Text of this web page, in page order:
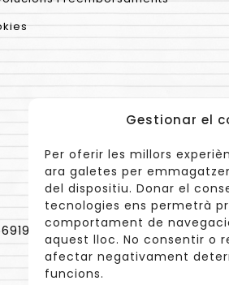
Gestionar el
Per oferir les millors
ara galetes per
del dispositiu. Donar el
tecnologies ens permetrà
comportament de
aquest lloc. No consentir o
afectar negativament
funcions.